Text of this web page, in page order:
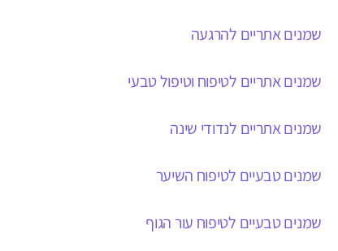
שמנים אתריים להרגעה
שמנים אתריים לטיפוח וטיפול טבעי
שמנים אתריים לנדודי שינה
שמנים טבעיים לטיפוח השיער
שמנים טבעיים לטיפוח עור הגוף